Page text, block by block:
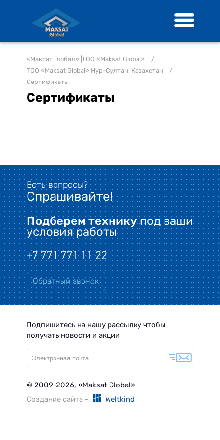
«Максат Глобал» |ТОО «Maksat Global»
/
ТОО «Maksat Global» Нур-Султан, Казахстан
/
Сертификаты
Сертификаты
Есть вопросы?
Спрашивайте!
Подберем техникупод ваши
условия работы
+7 771 771 11 22
Обратный звонок
Подпишитесь на нашу рассылку чтобы
получать новости и акции
© 2009-2026, «Maksat Global»
Создание сайта -
Weltkind